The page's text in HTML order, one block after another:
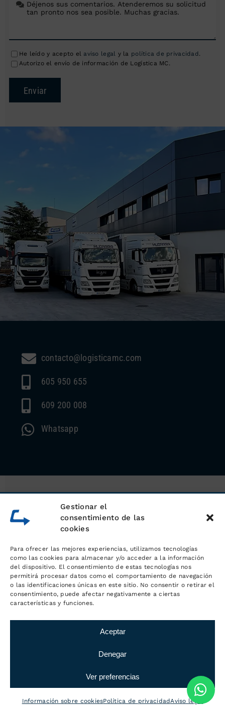
Gestionar el
consentimiento de las
cookies
Para ofrecer las mejores experiencias, utilizamos tecnologías
como las cookies para almacenar y/o acceder a la información
del dispositivo. El consentimiento de estas tecnologías nos
permitirá procesar datos como el comportamiento de navegación
o las identificaciones únicas en este sitio. No consentir o retirar el
consentimiento, puede afectar negativamente a ciertas
características y funciones.
Aceptar
Denegar
Ver preferencias
Información sobre cookiesPolítica de privacidadAviso legal
contacto@logisticamc.com
605 950 655
609 200 008
Whatsapp
He leído y acepto el aviso legal y la política de privacidad.
Autorizo el envío de información de Logística MC.
Enviar
Sobre
LOGÍSTICA MC
En nuestras instalaciones, ubicadas
muy cerca de Badia del Vallès,
gestionamos la logística y el
empresas. Confían en nosotros las
marcas más importantes.